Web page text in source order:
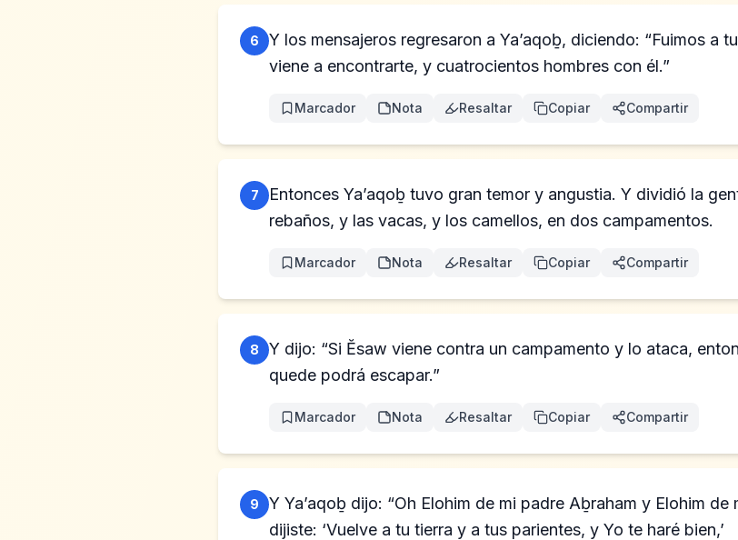
6
Y los mensajeros regresaron a Ya’aqoḇ, diciendo: “Fuimos a
viene a encontrarte, y cuatrocientos hombres con él.”
Marcador Nota Resaltar Copiar Compartir
7
Entonces Ya’aqoḇ tuvo gran temor y angustia. Y dividió la
rebaños, y las vacas, y los camellos, en dos campamentos.
Marcador Nota Resaltar Copiar Compartir
8
Y dijo: “Si Ĕsaw viene contra un campamento y lo ataca,
quede podrá escapar.”
Marcador Nota Resaltar Copiar Compartir
9
Y Ya’aqoḇ dijo: “Oh Elohim de mi padre Aḇraham y Elohim de mi padre
dijiste: ‘Vuelve a tu tierra y a tus parientes, y Yo te haré bien,’